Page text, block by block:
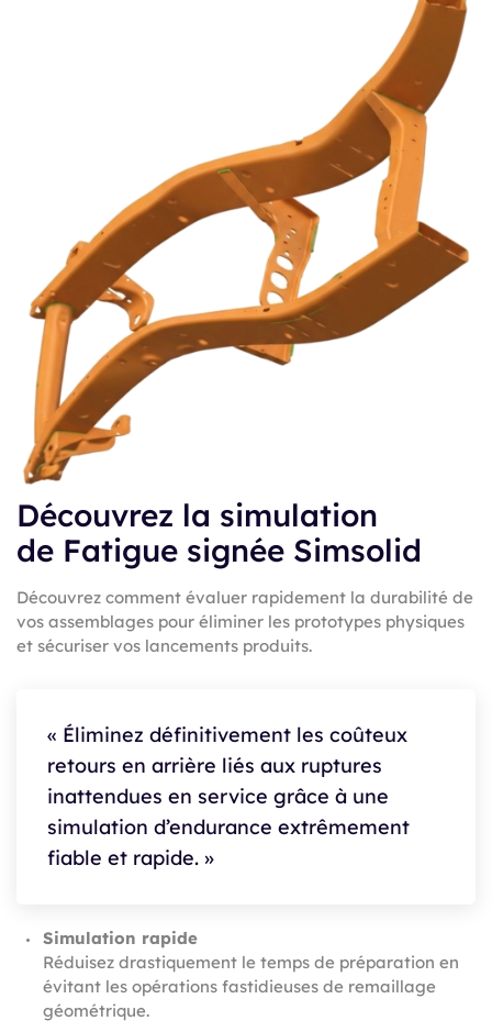
Découvrez la simulation
de Fatigue signée Simsolid
Découvrez comment évaluer rapidement la durabilité de
vos assemblages pour éliminer les prototypes physiques
et sécuriser vos lancements produits.
« Éliminez définitivement les coûteux
retours en arrière liés aux ruptures
inattendues en service grâce à une
simulation d’endurance extrêmement
fiable et rapide. »
Simulation rapide
Réduisez drastiquement le temps de préparation en
évitant les opérations fastidieuses de remaillage
géométrique.